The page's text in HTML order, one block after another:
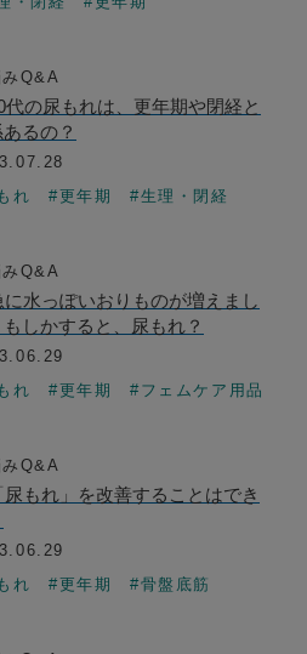
みQ&A
代の尿もれは、更年期や閉経と
るの？
れ
#更年期 #生理・閉経
みQ&A
に水っぽいおりものが増えまし
もしかすると、尿もれ？
れ
#更年期 #フェムケア用品
みQ&A
尿もれ」を改善することはでき
れ
#更年期 #骨盤底筋